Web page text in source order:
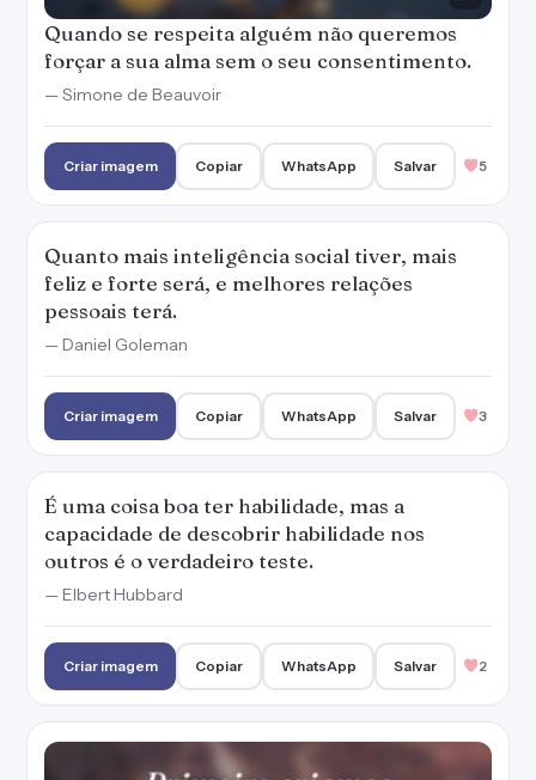
Quando se respeita alguém não queremos
forçar a sua alma sem o seu consentimento.
— Simone de Beauvoir
Criar imagem Copiar WhatsApp Salvar 5
Quanto mais inteligência social tiver, mais
feliz e forte será, e melhores relações
pessoais terá.
— Daniel Goleman
Criar imagem Copiar WhatsApp Salvar 3
É uma coisa boa ter habilidade, mas a
capacidade de descobrir habilidade nos
outros é o verdadeiro teste.
— Elbert Hubbard
Criar imagem Copiar WhatsApp Salvar 2